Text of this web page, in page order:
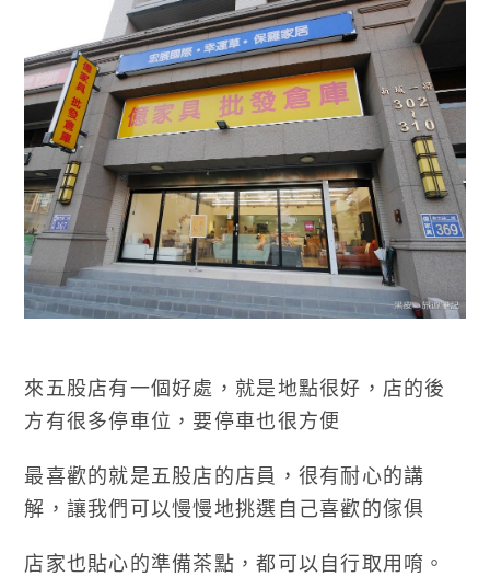
來五股店有一個好處，就是地點很好，店的後
方有很多停車位，要停車也很方便
最喜歡的就是五股店的店員，很有耐心的講
解，讓我們可以慢慢地挑選自己喜歡的傢俱
店家也貼心的準備茶點，都可以自行取用唷。